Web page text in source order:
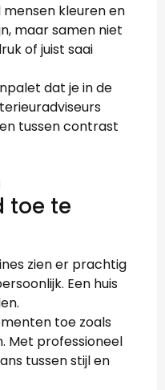
mensen kleuren en
maar samen niet
of juist saai
dat je in de
tussen contrast
toe te
zien er prachtig
Een huis
toe zoals
Met professioneel
tussen stijl en